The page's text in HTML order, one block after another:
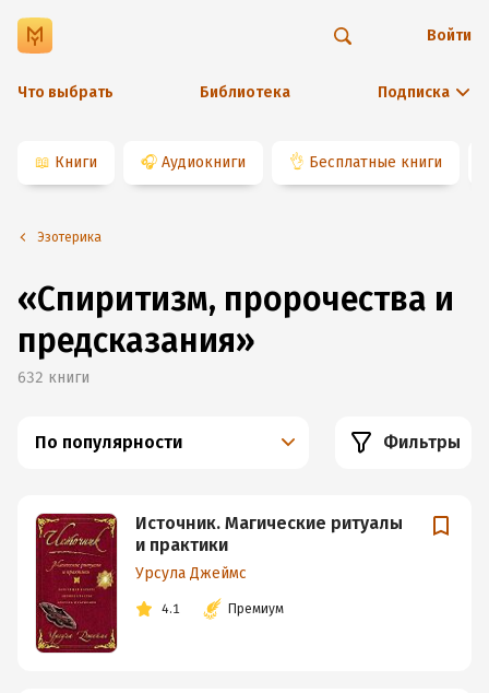
Что выбрать Библиотека Подписка
Войти
📖 Книги 🎧 Аудиокниги 👌 Бесплатные книги
Эзотерика
«Спиритизм, пророчества и
предсказания»
632 книги
По популярности Фильтры
Источник. Магические ритуалы
и практики
Урсула Джеймс
4.1 Премиум